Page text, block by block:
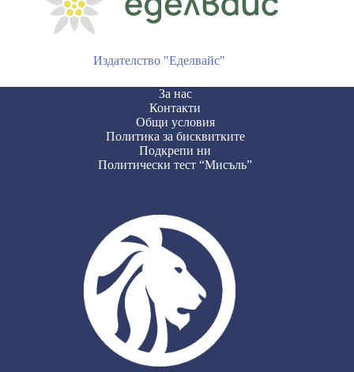
Издателство "Еделвайс"
За нас
Контакти
Общи условия
Политика за бисквитките
Подкрепи ни
Политически тест “Мисъль”